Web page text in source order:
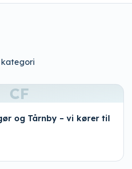
kategori
CF
og Tårnby – vi kører til